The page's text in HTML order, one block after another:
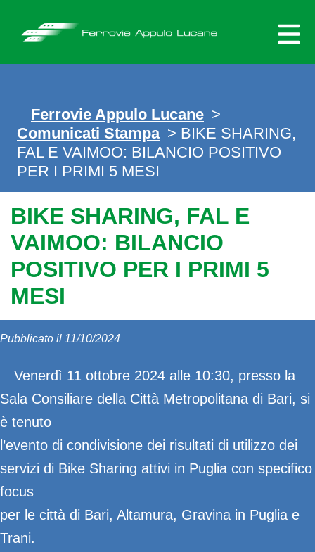
content
Ferrovie Appulo Lucane >
Comunicati Stampa > BIKE SHARING,
FAL E VAIMOO: BILANCIO POSITIVO
PER I PRIMI 5 MESI
BIKE SHARING, FAL E
VAIMOO: BILANCIO
POSITIVO PER I PRIMI 5
MESI
Pubblicato il 11/10/2024
Venerdì 11 ottobre 2024 alle 10:30, presso la
Sala Consiliare della Città Metropolitana di Bari, si
è tenuto
l’evento di condivisione dei risultati di utilizzo dei
servizi di Bike Sharing attivi in Puglia con specifico
focus
per le città di Bari, Altamura, Gravina in Puglia e
Trani.